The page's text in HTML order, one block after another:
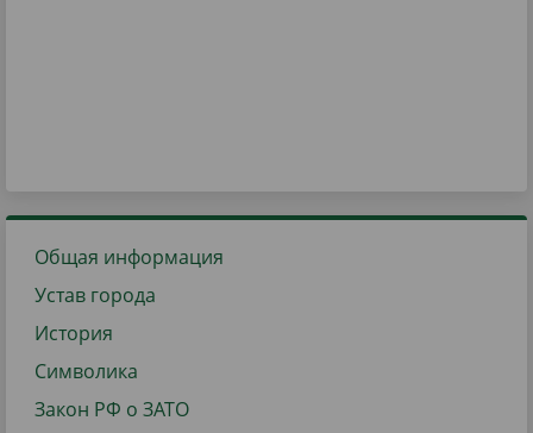
Общая информация
Устав города
История
Символика
Закон РФ о ЗАТО